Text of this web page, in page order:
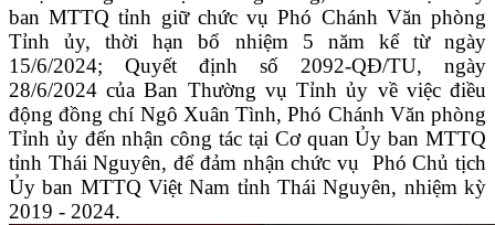
ban MTTQ tỉnh giữ chức vụ Phó Chánh Văn phòng
Tỉnh ủy, thời hạn bổ nhiệm 5 năm kể từ ngày
15/6/2024; Quyết định số 2092-QĐ/TU, ngày
28/6/2024 của Ban Thường vụ Tỉnh ủy về việc điều
động đồng chí Ngô Xuân Tình, Phó Chánh Văn phòng
Tỉnh ủy đến nhận công tác tại Cơ quan Ủy ban MTTQ
tỉnh Thái Nguyên, để đảm nhận chức vụ Phó Chủ tịch
Ủy ban MTTQ Việt Nam tỉnh Thái Nguyên, nhiệm kỳ
2019 - 2024.